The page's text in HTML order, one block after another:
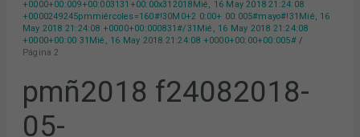
+0000+00:009+00:003131+00:00x312018Mié, 16 May 2018 21:24:08
+0000249245pmmiércoles=160#!30M0+2 0:00+ 00:005#mayo#!31Mié, 16
May 2018 21:24:08 +0000+00:000831#/31Mié, 16 May 2018 21:24:08
+0000+00:00 31Mié, 16 May 2018 21:24:08 +0000+00:00+00:005#
Página 2
pmñ2018 f24082018-
05-